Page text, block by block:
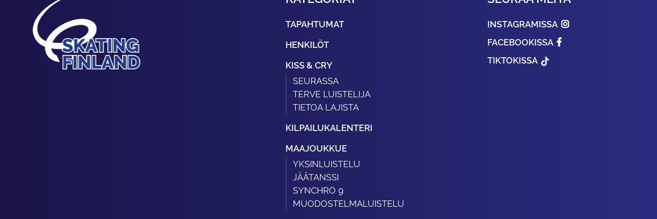
TAPAHTUMAT
HENKILÖT
KISS & CRY
SEURASSA
TERVE LUISTELIJA
TIETOA LAJISTA
KILPAILUKALENTERI
MAAJOUKKUE
YKSINLUISTELU
JÄÄTANSSI
SYNCHRO 9
MUODOSTELMALUISTELU
INSTAGRAMISSA
FACEBOOKISSA
TIKTOKISSA